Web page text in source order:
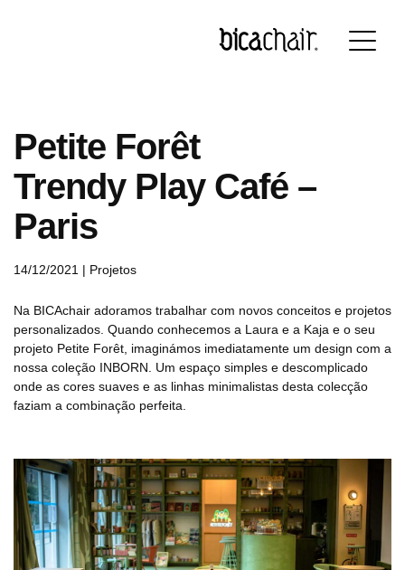
Petite Forêt
Trendy Play Café –
Paris
14/12/2021 | Projetos
Na BICAchair adoramos trabalhar com novos conceitos e projetos
personalizados. Quando conhecemos a Laura e a Kaja e o seu
projeto Petite Forêt, imaginámos imediatamente um design com a
nossa coleção INBORN. Um espaço simples e descomplicado
onde as cores suaves e as linhas minimalistas desta colecção
faziam a combinação perfeita.